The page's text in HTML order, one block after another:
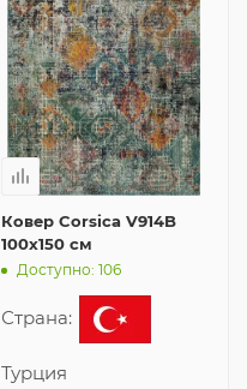
Ковер Corsica V914B
100x150 см
Доступно: 106
Страна:
Турция